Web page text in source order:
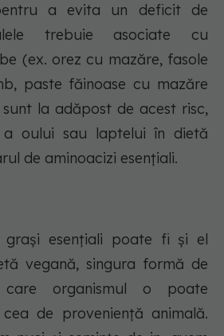
a evita un deficit de
trebuie asociate cu
(ex. orez cu mazăre, fasole
paste făinoase cu mazăre
la adăpost de acest risc,
a oului sau laptelui în dietă
de aminoacizi esențiali.
esențiali poate fi și el
vegană, singura formă de
organismul o poate
de proveniență animală.